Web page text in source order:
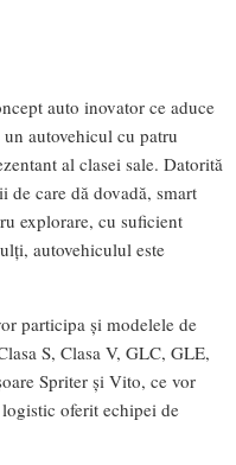
auto inovator ce aduce
autovehicul cu patru
al clasei sale. Datorită
care dă dovadă, smart
explorare, cu suficient
autovehiculul este
participa şi modelele de
S, Clasa V, GLC, GLE,
Spriter şi Vito, ce vor
oferit echipei de